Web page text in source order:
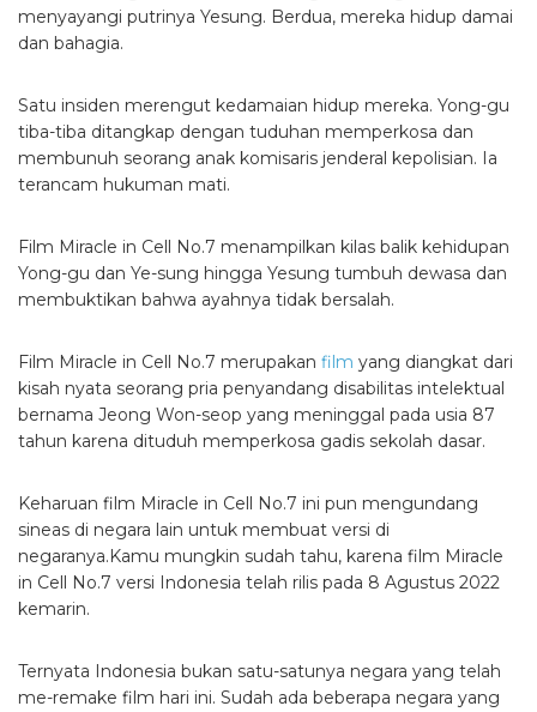
menyayangi putrinya Yesung. Berdua, mereka hidup damai
dan bahagia.
Satu insiden merengut kedamaian hidup mereka. Yong-gu
tiba-tiba ditangkap dengan tuduhan memperkosa dan
membunuh seorang anak komisaris jenderal kepolisian. Ia
terancam hukuman mati.
Film Miracle in Cell No.7 menampilkan kilas balik kehidupan
Yong-gu dan Ye-sung hingga Yesung tumbuh dewasa dan
membuktikan bahwa ayahnya tidak bersalah.
Film Miracle in Cell No.7 merupakan film yang diangkat dari
kisah nyata seorang pria penyandang disabilitas intelektual
bernama Jeong Won-seop yang meninggal pada usia 87
tahun karena dituduh memperkosa gadis sekolah dasar.
Keharuan film Miracle in Cell No.7 ini pun mengundang
sineas di negara lain untuk membuat versi di
negaranya.Kamu mungkin sudah tahu, karena film Miracle
in Cell No.7 versi Indonesia telah rilis pada 8 Agustus 2022
kemarin.
Ternyata Indonesia bukan satu-satunya negara yang telah
me-remake film hari ini. Sudah ada beberapa negara yang